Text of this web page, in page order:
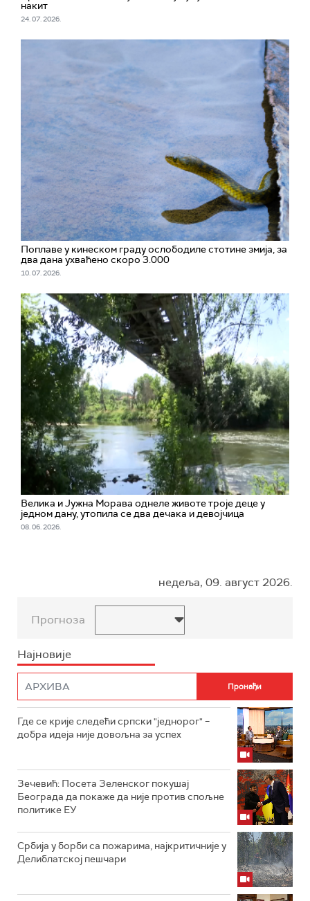
накит
24. 07. 2026.
Поплаве у кинеском граду ослободиле стотине змија, за
два дана ухваћено скоро 3.000
10. 07. 2026.
Велика и Јужна Морава однеле животе троје деце у
једном дану, утопила се два дечака и девојчица
08. 06. 2026.
недеља, 09. август 2026.
Прогноза
Најновије
Где се крије следећи српски "једнорог" –
добра идеја није довољна за успех
Зечевић: Посета Зеленског покушај
Београда да покаже да није против спољне
политике ЕУ
Србија у борби са пожарима, најкритичније у
Делиблатској пешчари